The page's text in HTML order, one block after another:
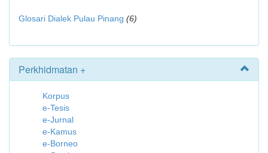
Glosari Dialek Pulau Pinang (6)
Perkhidmatan +
Korpus
e-Tesis
e-Jurnal
e-Kamus
e-Borneo